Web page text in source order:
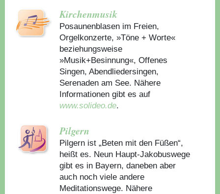
Kirchenmusik
Posaunenblasen im Freien,
Orgelkonzerte, »Töne + Worte«
beziehungsweise
»Musik+Besinnung«, Offenes
Singen, Abendliedersingen,
Serenaden am See. Nähere
Informationen gibt es auf
www.solideo.de.
Pilgern
Pilgern ist „Beten mit den Füßen“,
heißt es. Neun Haupt-Jakobuswege
gibt es in Bayern, daneben aber
auch noch viele andere
Meditationswege. Nähere